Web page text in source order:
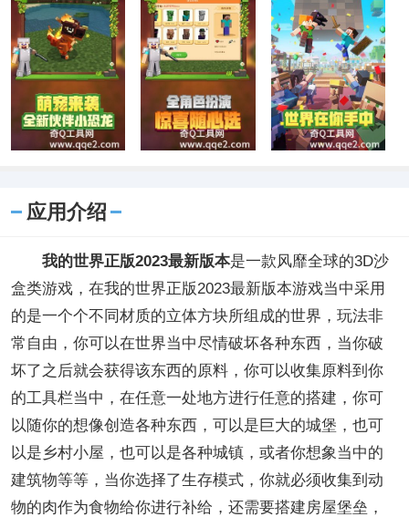
应用介绍
我的世界正版2023最新版本是一款风靡全球的3D沙
盒类游戏，在我的世界正版2023最新版本游戏当中采用
的是一个个不同材质的立体方块所组成的世界，玩法非
常自由，你可以在世界当中尽情破坏各种东西，当你破
坏了之后就会获得该东西的原料，你可以收集原料到你
的工具栏当中，在任意一处地方进行任意的搭建，你可
以随你的想像创造各种东西，可以是巨大的城堡，也可
以是乡村小屋，也可以是各种城镇，或者你想象当中的
建筑物等等，当你选择了生存模式，你就必须收集到动
物的肉作为食物给你进行补给，还需要搭建房屋堡垒，